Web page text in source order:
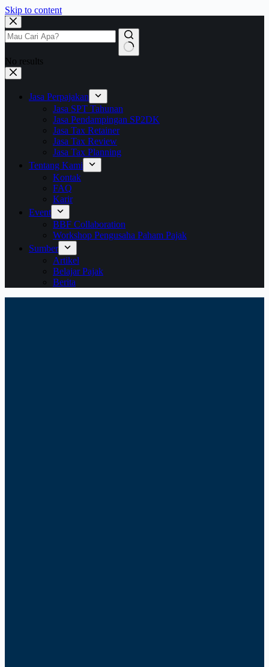
Skip to content
No results
Jasa Perpajakan
Jasa SPT Tahunan
Jasa Pendampingan SP2DK
Jasa Tax Retainer
Jasa Tax Review
Jasa Tax Planning
Tentang Kami
Kontak
FAQ
Karir
Event
BBF Collaboration
Workshop Pengusaha Paham Pajak
Sumber
Artikel
Belajar Pajak
Berita